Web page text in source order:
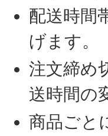
配送時間
げます。
注文締め
送時間の
商品ごと